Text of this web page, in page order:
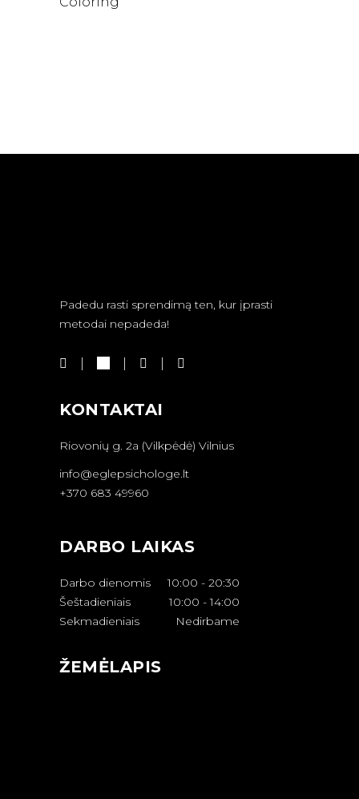
Padedu rasti sprendimą ten, kur įprasti
metodai nepadeda!
KONTAKTAI
Riovonių g. 2a (Vilkpėdė) Vilnius
info@eglepsichologe.lt
+370 683 49960
DARBO LAIKAS
Darbo dienomis 10:00 - 20:30
Šeštadieniais
10:00 - 14:00
Sekmadieniais
Nedirbame
ŽEMĖLAPIS